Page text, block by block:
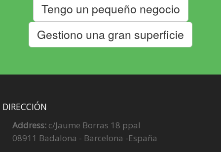
Tengo un pequeño negocio
Gestiono una gran superficie
DIRECCIÓN
Address: c/Jaume Borras 18 ppal
08911 Badalona - Barcelona -España